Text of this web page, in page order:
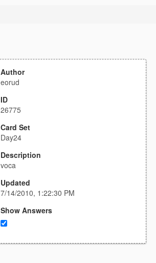
Author
eorud
ID
26775
Card Set
Day24
Description
voca
Updated
7/14/2010, 1:22:30 PM
Show Answers